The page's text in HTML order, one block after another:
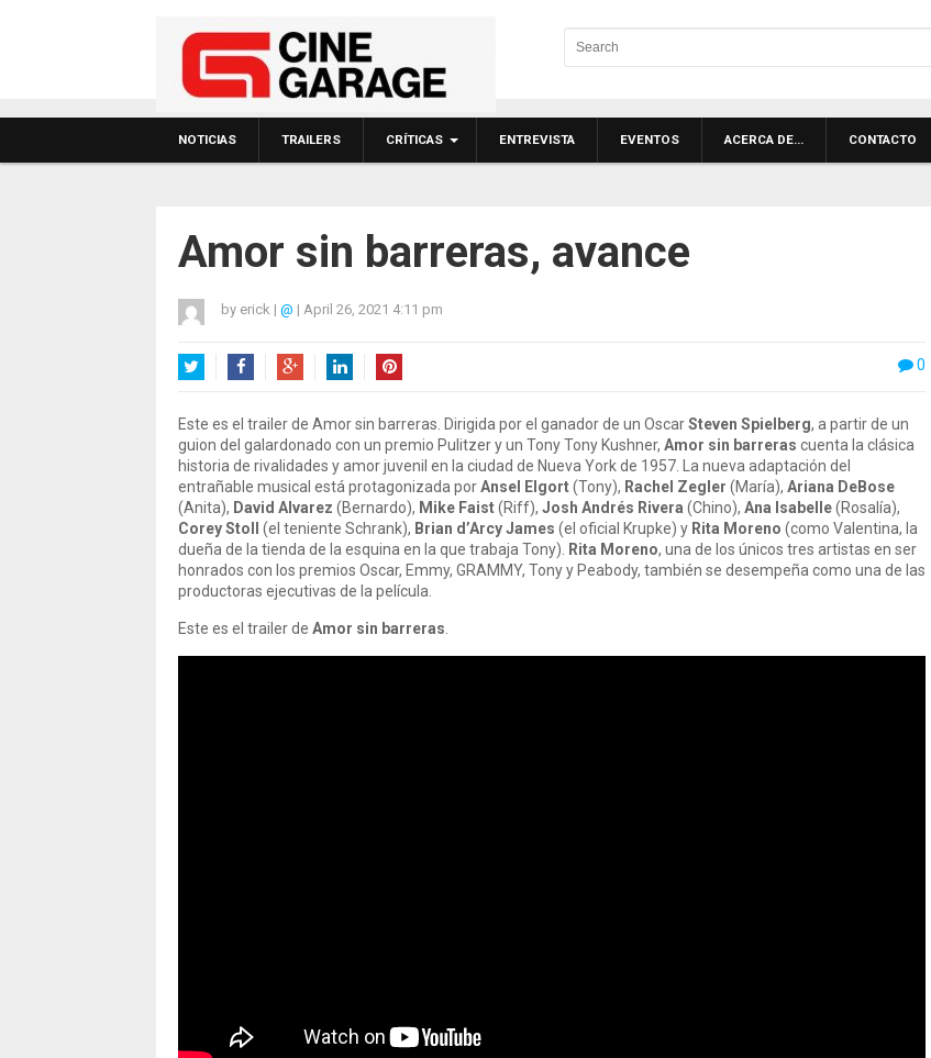
NOTICIAS TRAILERS CRÍTICAS ENTREVISTA EVENTOS ACERCA DE… CONTACTO
Amor sin barreras, avance
by erick | @ | April 26, 2021 4:11 pm
0
Este es el trailer de Amor sin barreras. Dirigida por el ganador de un OscarSteven Spielberg, a partir de un
guion del galardonado con un premio Pulitzer y un Tony Tony Kushner, Amor sin barreras cuenta la clásica
historia de rivalidades y amor juvenil en la ciudad de Nueva York de 1957. La nueva adaptación del
entrañable musical está protagonizada porAnsel Elgort(Tony), Rachel Zegler (María), Ariana DeBose
(Anita), David Alvarez (Bernardo), Mike Faist(Riff), Josh Andrés Rivera (Chino), Ana Isabelle(Rosalía),
Corey Stoll
(el teniente Schrank), Brian d’Arcy James (el oficial Krupke) y Rita Moreno (como Valentina, la
dueña de la tienda de la esquina en la que trabaja Tony).
Rita Moreno, una de los únicos tres artistas en ser
honrados con los premios Oscar, Emmy, GRAMMY, Tony y Peabody, también se desempeña como una de las
productoras ejecutivas de la película.
Este es el trailer de Amor sin barreras